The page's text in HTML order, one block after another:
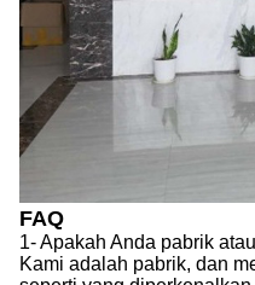
FAQ
1- Apakah Anda pabrik
Kami adalah pabrik, dan